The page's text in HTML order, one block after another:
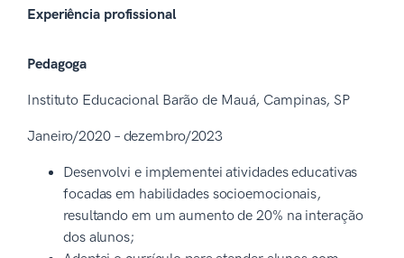
Experiência profissional
Pedagoga
Instituto Educacional Barão de Mauá, Campinas, SP
Janeiro/2020 – dezembro/2023
Desenvolvi e implementei atividades educativas
focadas em habilidades socioemocionais,
resultando em um aumento de 20% na interação
dos alunos;